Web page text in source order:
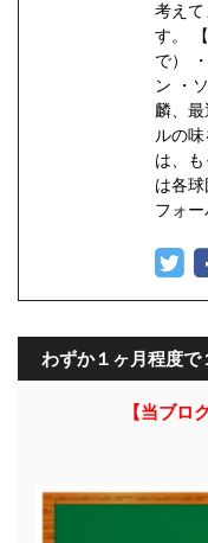
考えて
す。
で）
ン ・
麟、
ルの
は、
は各
フォー
わずか１ヶ月程度で
【当ブロ